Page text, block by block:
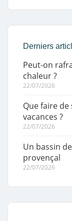
Derniers
Peut-on
chaleur ?
22/07/2026
Que faire
vacances ?
22/07/2026
Un bassin
provençal
22/07/2026